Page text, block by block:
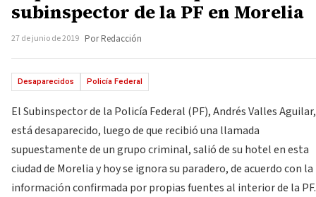
subinspector de la PF en Morelia
27 de junio de 2019 Por Redacción
Desaparecidos Policía Federal
El Subinspector de la Policía Federal (PF), Andrés Valles Aguilar,
está desaparecido, luego de que recibió una llamada
supuestamente de un grupo criminal, salió de su hotel en esta
ciudad de Morelia y hoy se ignora su paradero, de acuerdo con la
información confirmada por propias fuentes al interior de la PF.